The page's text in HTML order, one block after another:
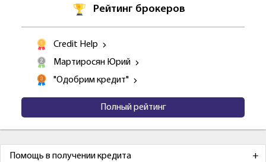
Рейтинг брокеров
Credit Help
Мартиросян Юрий
"Одобрим кредит"
Полный рейтинг
Помощь в получении кредита